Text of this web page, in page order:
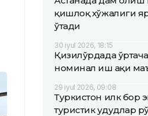
қишлоқ хўжалиги
ўтади
30 iyul 2026, 18:15
Қизилўрдада
номинал иш ҳақи
29 iyul 2026, 09:08
Туркистон илк бор
туристик ҳудудлар